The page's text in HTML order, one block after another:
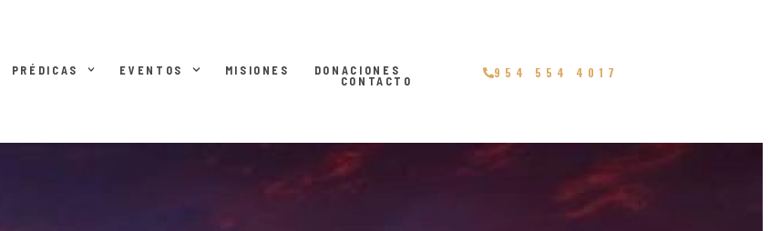
PRÉDICAS EVENTOS MISIONES
DONACIONES
CONTACTO
954 554 4017